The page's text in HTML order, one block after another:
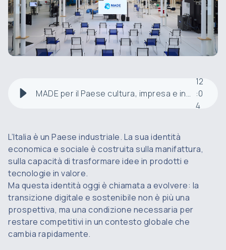
MADE per il Paese cultura, impresa e innovazione per una trasformazione condivisa
12
:0
4
L’Italia è un Paese industriale. La sua identità
economica e sociale è costruita sulla manifattura,
sulla capacità di trasformare idee in prodotti e
tecnologie in valore.
Ma questa identità oggi è chiamata a evolvere: la
transizione digitale e sostenibile non è più una
prospettiva, ma una condizione necessaria per
restare competitivi in un contesto globale che
cambia rapidamente.